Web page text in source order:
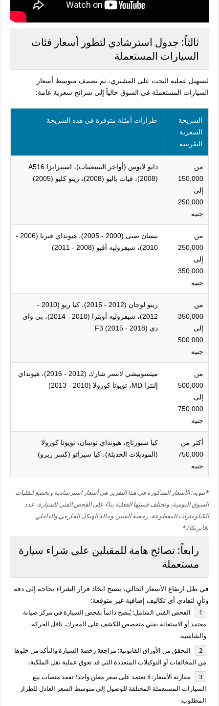
ثالثاً: جدول استرشادي لتطور أسعار فئات
السيارات المستعملة
لتسهيل عملية البحث على المشتري، تم تصنيف متوسط أسعار
السيارات المستعملة في السوق حالياً إلى شرائح سعرية عامة:
الشريحة
السعرية
التقريبية
طرازات أمثلة متوفرة في هذه الشريحة
من
150,000
إلى
250,000
جنيه
دايو لانوس (أواخر التسعينات)، اسبيرانزا A516
(2008)، فيات باليو (2008)، رينو كليو (2005)
من
250,000
إلى
350,000
جنيه
نيسان صنى (2000 - 2005)، هيونداي فيرنا (2006 -
2010)، شيفروليه أفيو (2008 - 2011)
من
350,000
إلى
500,000
جنيه
رينو لوجان (2012 - 2015)، كيا ريو (2010 -
2012)، شيفروليه أوبترا (2010 - 2014)، بى واى
دى F3 (2015 - 2018)
من
500,000
إلى
750,000
جنيه
ميتسوبيشي لانسر شارك (2012 - 2016)، هيونداي
إلنترا MD، تويوتا كورولا (2010 - 2013)
أكثر من
750,000
جنيه
كيا سبورتاج، هيونداي توسان، تويوتا كورولا
(الموديلات الحديثة)، كيا سيراتو (كسر زيرو)
*تنويه: الأسعار المذكورة في هذا التقرير هي أسعار استرشادية وتخضع لتقلبات
السوق اليومية، وتختلف قيمتها الفعلية بناءً على الفحص الفني للسيارة، عدد
الكيلومترات المقطوعة، رخصة السير، وحالة الهيكل الخارجي والداخلي
(فابريكا).*
رابعاً: نصائح هامة للمقبلين على شراء سيارة
مستعملة
في ظل ارتفاع الأسعار الحالي، يصبح اتخاذ قرار الشراء بحاجة إلى دقة
وتأنٍ لتفادي أي تكاليف إضافية غير متوقعة:
الفحص الفني الشامل: يُنصح دائماً بفحص السيارة في مركز صيانة
معتمد أو الاستعانة بفني متخصص للكشف على المحرك، ناقل الحركة،
والشاسيه.
التحقق من الأوراق القانونية: مراجعة رخصة السيارة والتأكد من خلوها
من المخالفات أو التوكيلات المتعددة التي قد تعوق عملية نقل الملكية.
مقارنة الأسعار: لا تعتمد على سعر معلن واحد؛ تفقد منصات بيع
السيارات المستعملة المختلفة للوصول إلى متوسط السعر العادل للطراز
المطلوب.